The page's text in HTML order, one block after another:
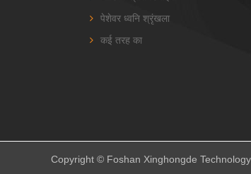
पेशेवर ध्वनि श्रृंखला
कई तरह का
Copyright © Foshan Xinghongde